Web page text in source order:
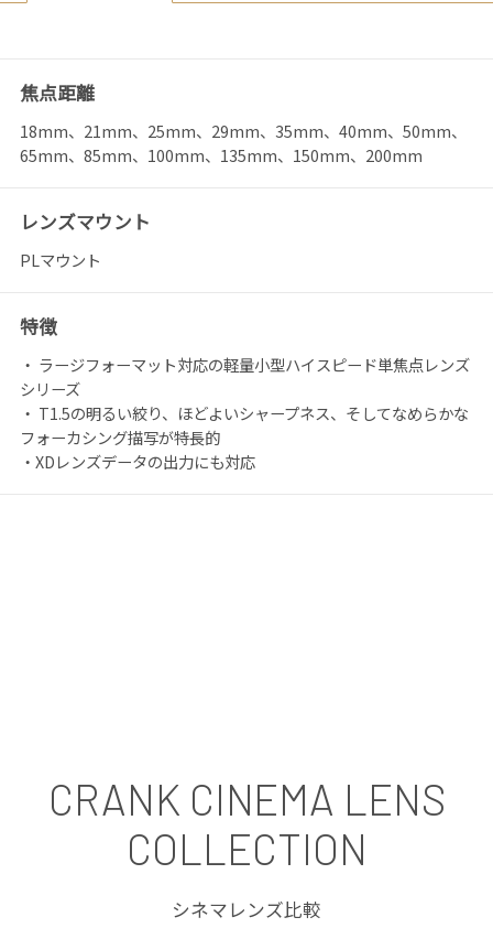
焦点距離
18mm、21mm、25mm、29mm、35mm、40mm、50mm、
65mm、85mm、100mm、135mm、150mm、200mm
レンズマウント
PLマウント
特徴
・ ラージフォーマット対応の軽量小型ハイスピード単焦点レンズ
シリーズ
・ T1.5の明るい絞り、ほどよいシャープネス、そしてなめらかな
フォーカシング描写が特長的
・XDレンズデータの出力にも対応
CRANK CINEMA LENS
COLLECTION
シネマレンズ比較